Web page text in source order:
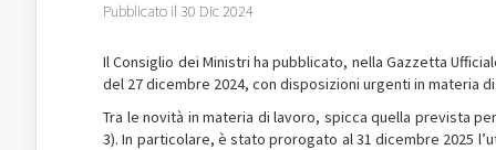
Pubblicato il 30 Dic 2024
Il Consiglio dei Ministri ha pubblicato, nella Gazzetta
del 27 dicembre 2024, con disposizioni urgenti in materia
Tra le novità in materia di lavoro, spicca quella prevista
3). In particolare, è stato prorogato al 31 dicembre 2025